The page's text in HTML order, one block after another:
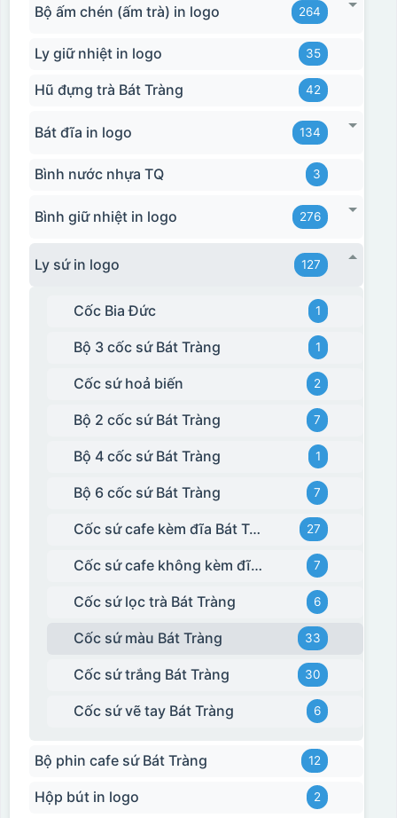
Hộp xi 2 cốc
Bộ ấm chén (ấm trà) in logo 264
Ly giữ nhiệt in logo 35
Hũ đựng trà Bát Tràng 42
Bát đĩa in logo 134
Bình nước nhựa TQ 3
Bình giữ nhiệt in logo 276
Ly sứ in logo 127
Cốc Bia Đức 1
Bộ 3 cốc sứ Bát Tràng 1
Cốc sứ hoả biến 2
Bộ 2 cốc sứ Bát Tràng 7
Bộ 4 cốc sứ Bát Tràng 1
Bộ 6 cốc sứ Bát Tràng 7
Cốc sứ cafe kèm đĩa Bát Tràng 27
Cốc sứ cafe không kèm đĩa kê Bát Tràng 7
Cốc sứ lọc trà Bát Tràng 6
Cốc sứ màu Bát Tràng 33
Cốc sứ trắng Bát Tràng 30
Cốc sứ vẽ tay Bát Tràng 6
Bộ phin cafe sứ Bát Tràng 12
Hộp bút in logo 2